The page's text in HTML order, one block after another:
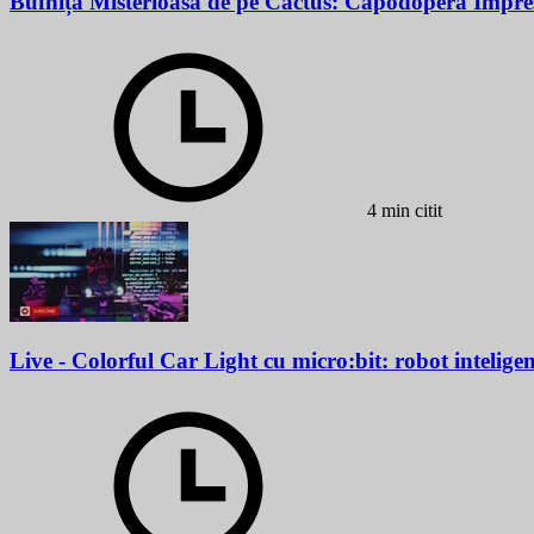
4 min citit
Live - Colorful Car Light cu micro:bit: robot